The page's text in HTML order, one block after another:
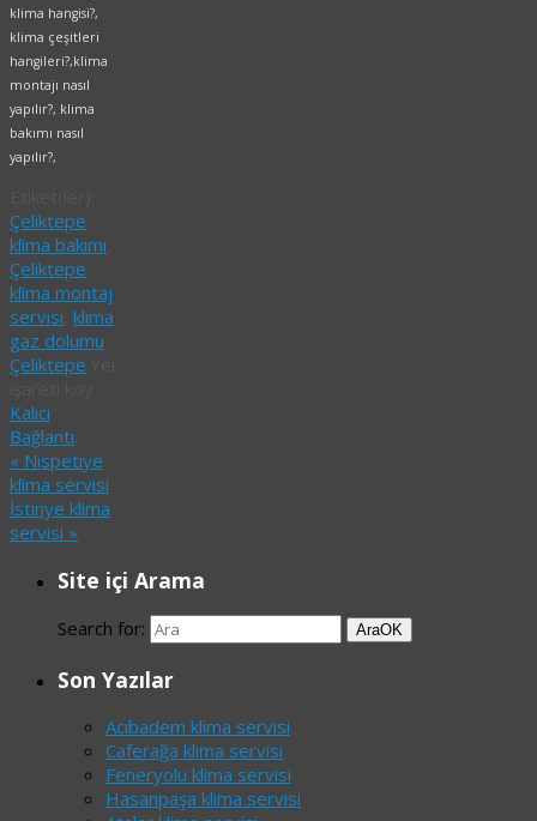
klima hangisi?,
klima çeşitleri
hangileri?,klima
montajı nasıl
yapılır?, klima
bakımı nasıl
yapılır?,
Çeliktepe
klima bakımı
Çeliktepe
klima montaj
servisi klima
gaz dolumu
Çeliktepe
Kalıcı
Bağlantı
« Nispetiye
klima servisi
İstinye klima
servisi »
Site içi Arama
Search for: AraOK
Son Yazılar
Acıbadem klima servisi
Caferağa klima servisi
Feneryolu klima servisi
Hasanpaşa klima servisi